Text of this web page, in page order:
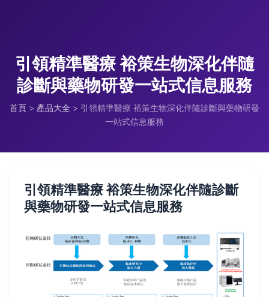
引領精準醫療 裕策生物深化伴隨
診斷與藥物研發一站式信息服務
首頁 > 產品大全 > 引領精準醫療 裕策生物深化伴隨診斷與藥物研發
一站式信息服務
引領精準醫療 裕策生物深化伴隨診斷
與藥物研發一站式信息服務